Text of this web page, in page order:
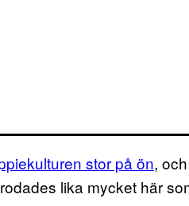
stor på ön,
lika mycket här